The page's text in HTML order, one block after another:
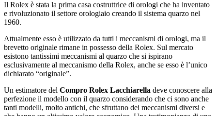
Il Rolex è stata la prima casa costruttrice di orologi che ha inventato
e rivoluzionato il settore orologiaio creando il sistema quarzo nel
1960.
Attualmente esso è utilizzato da tutti i meccanismi di orologi, ma il
brevetto originale rimane in possesso della Rolex. Sul mercato
esistono tantissimi meccanismi al quarzo che si ispirano
esclusivamente al meccanismo della Rolex, anche se esso è l’unico
dichiarato “originale”.
Un estimatore del Compro Rolex Lacchiarella deve conoscere alla
perfezione il modello con il quarzo considerando che ci sono anche
tanti modelli, molto antichi, che sfruttano dei meccanismi diversi e